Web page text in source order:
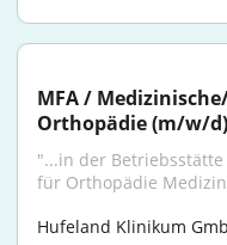
MFA /
Orthopädie (m/w/d)
"...in der Betriebsstätte
für Orthopädie
Hufeland Klinikum